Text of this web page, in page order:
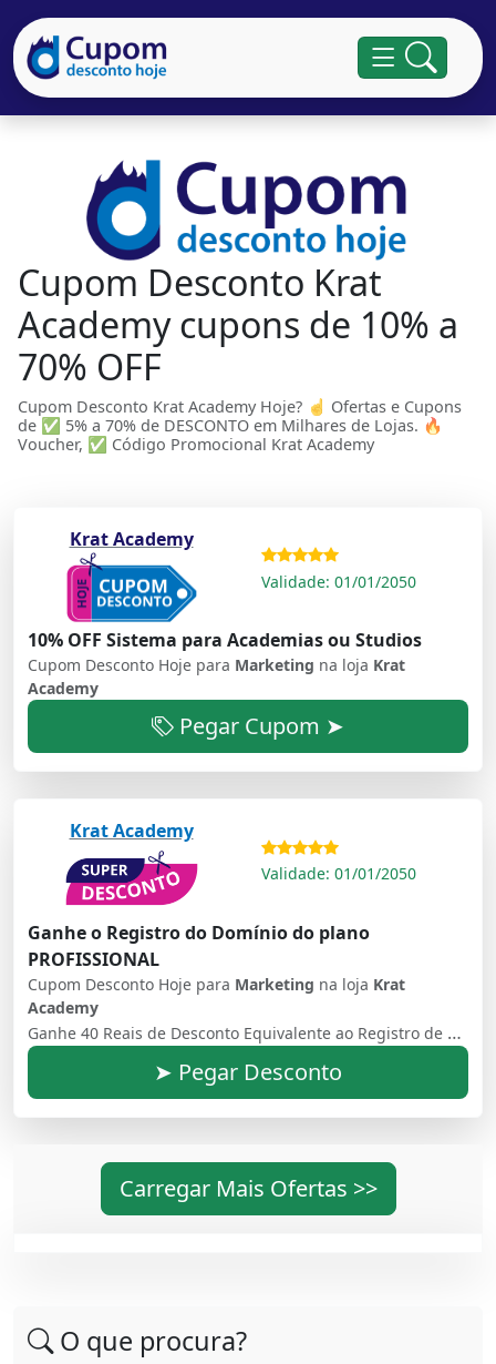
Cupom Desconto Krat
Academy cupons de 10% a
70% OFF
Cupom Desconto Krat Academy Hoje? ☝ Ofertas e Cupons
de ✅ 5% a 70% de DESCONTO em Milhares de Lojas. 🔥
Voucher, ✅ Código Promocional Krat Academy
Krat Academy
Validade: 01/01/2050
10% OFF Sistema para Academias ou Studios
Cupom Desconto Hoje para Marketing na loja Krat
Academy
Pegar Cupom ➤
Krat Academy
Validade: 01/01/2050
Ganhe o Registro do Domínio do plano
PROFISSIONAL
Cupom Desconto Hoje para Marketing na loja Krat
Academy
Ganhe 40 Reais de Desconto Equivalente ao Registro de Domínio no primeiro mês de assinatura. Valor não acomulativo, válido para primeiro ano.
➤ Pegar Desconto
Carregar Mais Ofertas >>
O que procura?